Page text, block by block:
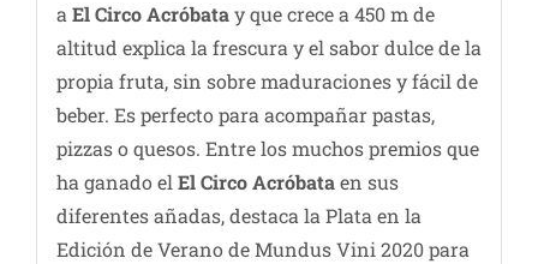
a El Circo Acróbatay que crece a 450 m de
altitud explica la frescura y el sabor dulce de la
propia fruta, sin sobre maduraciones y fácil de
beber. Es perfecto para acompañar pastas,
pizzas o quesos. Entre los muchos premios que
ha ganado el El Circo Acróbataen sus
diferentes añadas, destaca la Plata en la
Edición de Verano de Mundus Vini 2020 para